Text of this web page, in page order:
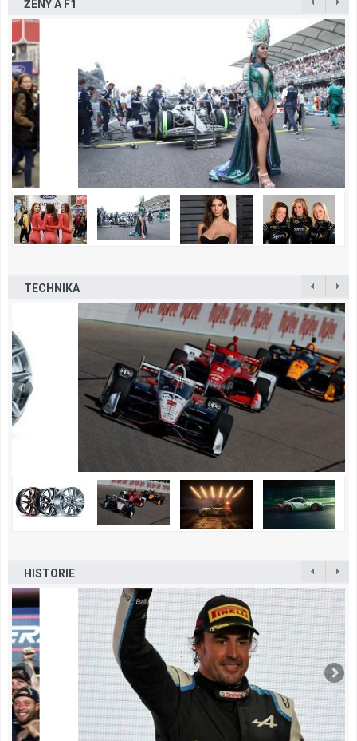
ŽENY A F1
TECHNIKA
HISTORIE